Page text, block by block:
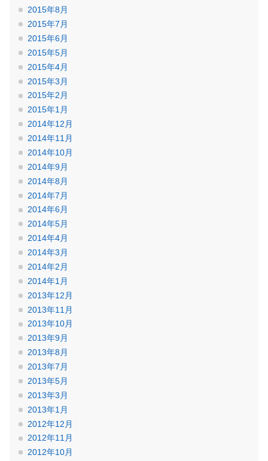
2015年8月
2015年7月
2015年6月
2015年5月
2015年4月
2015年3月
2015年2月
2015年1月
2014年12月
2014年11月
2014年10月
2014年9月
2014年8月
2014年7月
2014年6月
2014年5月
2014年4月
2014年3月
2014年2月
2014年1月
2013年12月
2013年11月
2013年10月
2013年9月
2013年8月
2013年7月
2013年5月
2013年3月
2013年1月
2012年12月
2012年11月
2012年10月